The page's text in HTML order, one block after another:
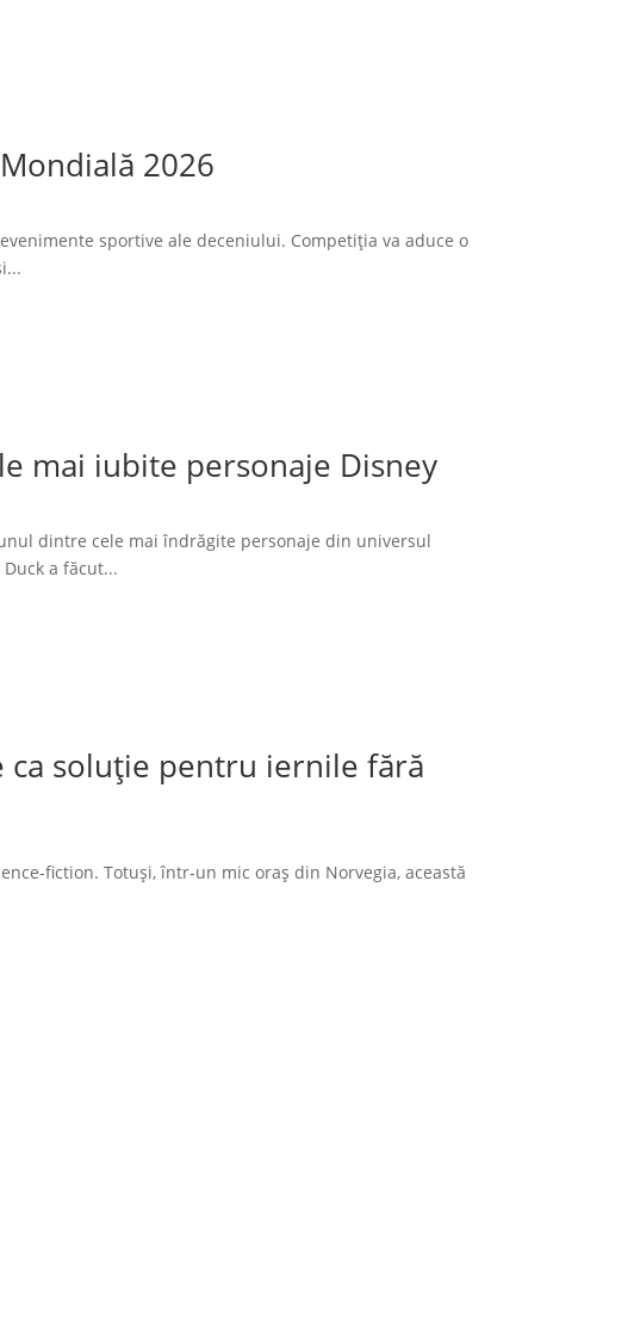
2026
sportive ale deceniului. Competiția va aduce o
mai iubite personaje Disney
dintre cele mai îndrăgite personaje din universul
a făcut...
ca soluție pentru iernile fără
fiction. Totuși, într-un mic oraș din Norvegia, această